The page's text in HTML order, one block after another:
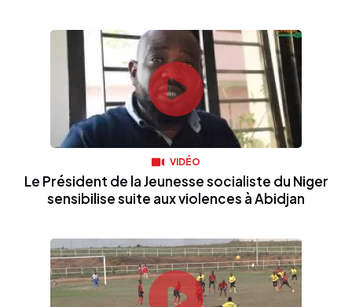
VIDÉO
Le Président de la Jeunesse socialiste du Niger
sensibilise suite aux violences à Abidjan